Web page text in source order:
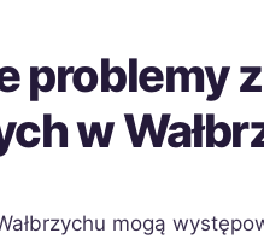
problemy
w
mogą